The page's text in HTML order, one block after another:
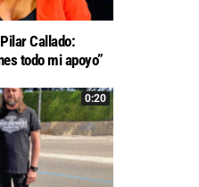
Callado:
todo mi apoyo”
0:20